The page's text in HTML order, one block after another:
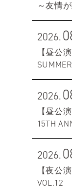
～友情
2026.
【昼公
2026.
【昼公
15TH
2026.
【夜公
VOL.12